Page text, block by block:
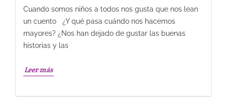
Cuando somos niños a todos nos gusta que nos lean
un cuento ¿Y qué pasa cuándo nos hacemos
mayores? ¿Nos han dejado de gustar las buenas
historias y las
Leer más